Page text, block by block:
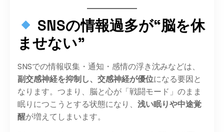
SNSの情報過多が“脳を休
ませない”
SNSでの情報収集・通知・感情の浮き沈みなどは、
副交感神経を抑制し、交感神経が優位になる要因と
なります。つまり、脳と心が「戦闘モード」のまま
眠りにつこうとする状態になり、 浅い眠りや中途覚
醒が増えてしまいます。